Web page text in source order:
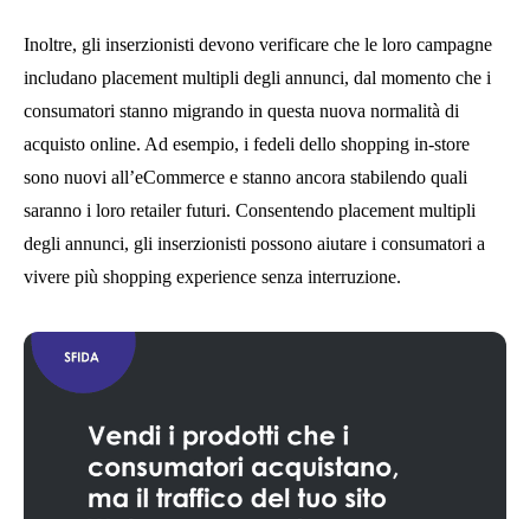
Inoltre, gli inserzionisti devono verificare che le loro campagne
includano placement multipli degli annunci, dal momento che i
consumatori stanno migrando in questa nuova normalità di
acquisto online. Ad esempio, i fedeli dello shopping in-store
sono nuovi all’eCommerce e stanno ancora stabilendo quali
saranno i loro retailer futuri. Consentendo placement multipli
degli annunci, gli inserzionisti possono aiutare i consumatori a
vivere più shopping experience senza interruzione.